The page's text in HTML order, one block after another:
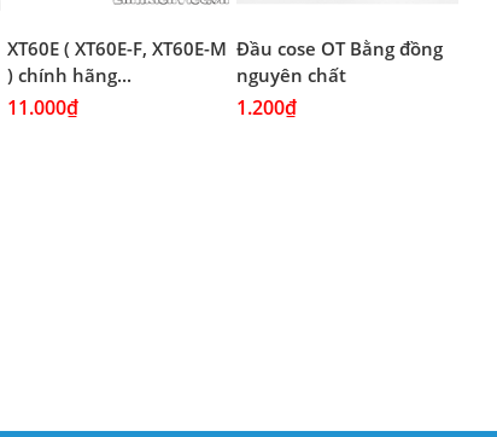
XT60E ( XT60E-F, XT60E-M
) chính hãng...
11.000₫
Đầu cose OT Bằng đồng
nguyên chất
1.200₫